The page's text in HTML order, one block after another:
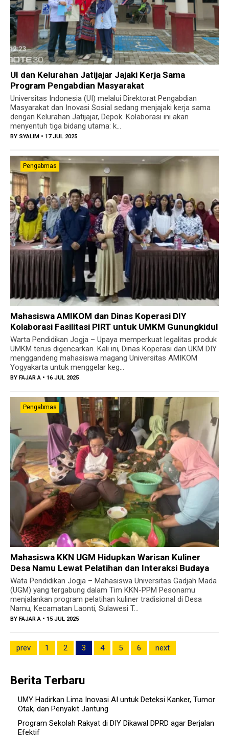
UI dan Kelurahan Jatijajar Jajaki Kerja Sama
Program Pengabdian Masyarakat
Universitas Indonesia (UI) melalui Direktorat Pengabdian
Masyarakat dan Inovasi Sosial sedang menjajaki kerja sama
dengan Kelurahan Jatijajar, Depok. Kolaborasi ini akan
menyentuh tiga bidang utama: k...
BY SYALIM • 17 JUL 2025
Pengabmas
Mahasiswa AMIKOM dan Dinas Koperasi DIY
Kolaborasi Fasilitasi PIRT untuk UMKM Gunungkidul
Warta Pendidikan Jogja – Upaya memperkuat legalitas produk
UMKM terus digencarkan. Kali ini, Dinas Koperasi dan UKM DIY
menggandeng mahasiswa magang Universitas AMIKOM
Yogyakarta untuk menggelar keg...
BY FAJAR A • 16 JUL 2025
Pengabmas
Mahasiswa KKN UGM Hidupkan Warisan Kuliner
Desa Namu Lewat Pelatihan dan Interaksi Budaya
Wata Pendidikan Jogja – Mahasiswa Universitas Gadjah Mada
(UGM) yang tergabung dalam Tim KKN-PPM Pesonamu
menjalankan program pelatihan kuliner tradisional di Desa
Namu, Kecamatan Laonti, Sulawesi T...
BY FAJAR A • 15 JUL 2025
prev 1 2 3 4 5 6 next
Berita Terbaru
UMY Hadirkan Lima Inovasi AI untuk Deteksi Kanker, Tumor
Otak, dan Penyakit Jantung
Program Sekolah Rakyat di DIY Dikawal DPRD agar Berjalan
Efektif